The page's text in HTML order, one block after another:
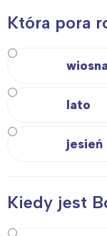
Która pora
wiosna
lato
jesień
Kiedy jest